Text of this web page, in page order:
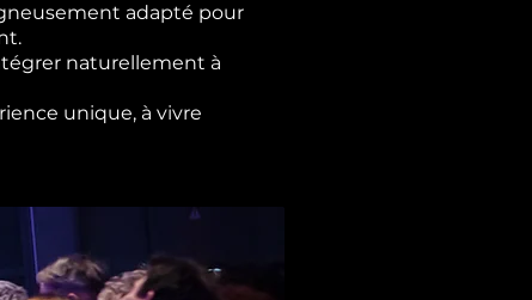
adapté pour
naturellement à
unique, à vivre